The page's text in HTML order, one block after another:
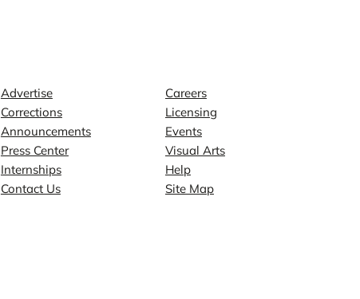
Advertise
Corrections
Announcements
Press Center
Internships
Contact Us
Careers
Licensing
Events
Visual Arts
Help
Site Map